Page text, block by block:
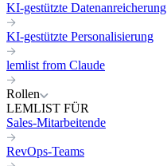
KI-gestützte Datenanreicherung
KI-gestützte Personalisierung
lemlist from Claude
Rollen
LEMLIST FÜR
Sales-Mitarbeitende
RevOps-Teams